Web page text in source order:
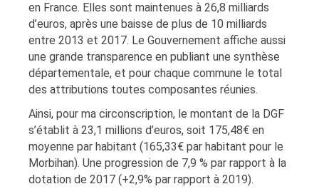
en France. Elles sont maintenues à 26,8 milliards
d’euros, après une baisse de plus de 10 milliards
entre 2013 et 2017. Le Gouvernement affiche aussi
une grande transparence en publiant une synthèse
départementale, et pour chaque commune le total
des attributions toutes composantes réunies.
Ainsi, pour ma circonscription, le montant de la DGF
s’établit à 23,1 millions d’euros, soit 175,48€ en
moyenne par habitant (165,33€ par habitant pour le
Morbihan). Une progression de 7,9 % par rapport à la
dotation de 2017 (+2,9% par rapport à 2019).